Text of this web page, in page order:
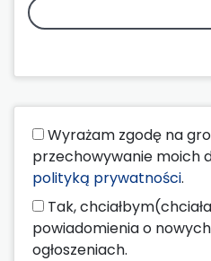
przechowywanie moich
polityką prywatności.
powiadomienia o
ogłoszeniach.